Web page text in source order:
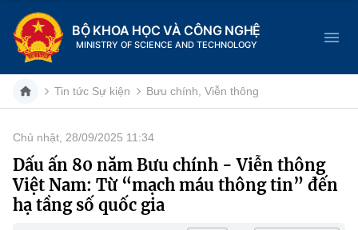
BỘ KHOA HỌC VÀ CÔNG NGHỆ
MINISTRY OF SCIENCE AND TECHNOLOGY
Danh mục
Trang chủ
Tin tức Sự kiện Bưu chính, Viễn thông
Chủ nhật, 28/09/2025 11:34
Dấu ấn 80 năm Bưu chính - Viễn thông
Việt Nam: Từ “mạch máu thông tin” đến
hạ tầng số quốc gia